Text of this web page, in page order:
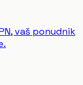
vaš ponudnik